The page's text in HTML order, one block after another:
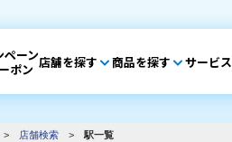
ペーン
ポン 店舗を探す 商品を探す サービス
> 店舗検索 > 駅一覧